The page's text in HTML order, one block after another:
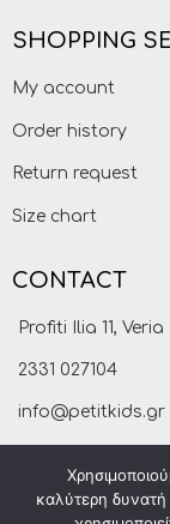
SHOPPING
My account
Order history
Return request
Size chart
CONTACT
Profiti Ilia 11,
2331 027104
info@petitkids.gr
καλύτερη δυνατή